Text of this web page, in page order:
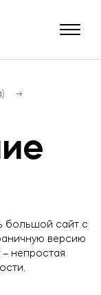
большой сайт с
версию
непростая